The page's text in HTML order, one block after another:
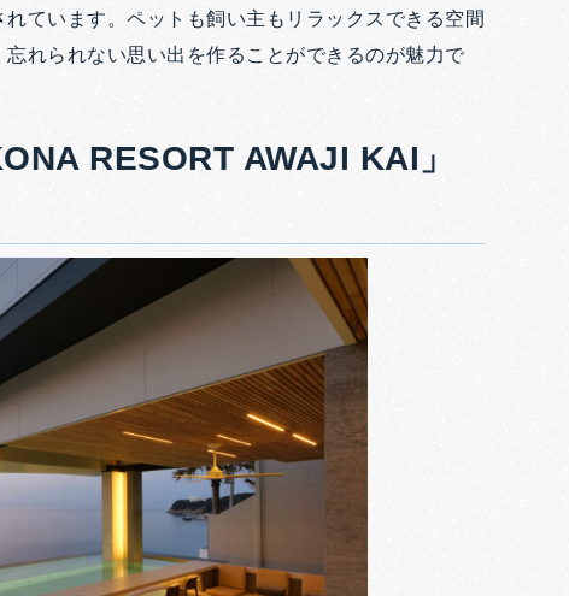
ています。ペットも飼い主もリラックスできる空間
れられない思い出を作ることができるのが魅力で
RESORT AWAJI KAI」